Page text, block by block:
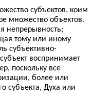
субъектов, коим
множество объектов.
непрерывность;
тому или иному
субъективно-
воспринимает
поскольку все
более или
субъекта, Духа или